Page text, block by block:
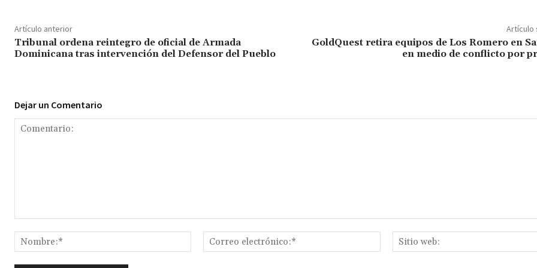
Artículo anterior
Tribunal ordena reintegro de oficial de Armada
Dominicana tras intervención del Defensor del Pueblo
Artículo
GoldQuest retira equipos de Los Romero en
en medio de conflicto por
Dejar un Comentario
Nombre:*
Correo
electrónico:*